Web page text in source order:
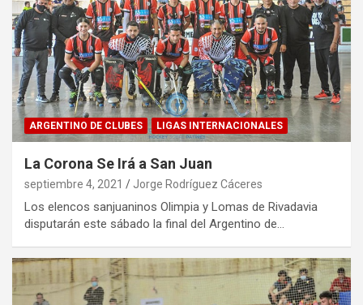
ARGENTINO DE CLUBES LIGAS INTERNACIONALES
La Corona Se Irá a San Juan
septiembre 4, 2021 Jorge Rodríguez Cáceres
Los elencos sanjuaninos Olimpia y Lomas de Rivadavia
disputarán este sábado la final del Argentino de…